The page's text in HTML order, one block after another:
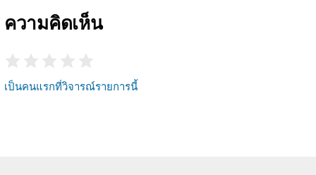
ความคิดเห็น
เป็นคนแรกที่วิจารณ์รายการนี้